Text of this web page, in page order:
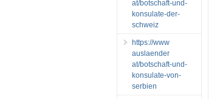
at/botschaft-und-
konsulate-der-
schweiz
https://www
auslaender
at/botschaft-und-
konsulate-von-
serbien